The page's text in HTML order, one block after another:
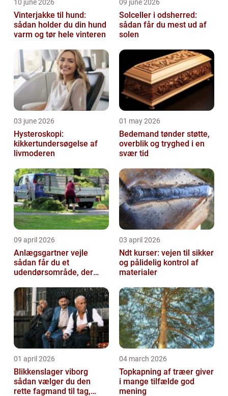
10 june 2026
Vinterjakke til hund:
sådan holder du din hund
varm og tør hele vinteren
09 june 2026
Solceller i odsherred:
sådan får du mest ud af
solen
03 june 2026
Hysteroskopi:
kikkertundersøgelse af
livmoderen
01 may 2026
Bedemand tønder støtte,
overblik og tryghed i en
svær tid
09 april 2026
Anlægsgartner vejle
sådan får du et
udendørsområde, der
03 april 2026
Ndt kurser: vejen til sikker
og pålidelig kontrol af
materialer
01 april 2026
Blikkenslager viborg
sådan vælger du den
rette fagmand til tag,
04 march 2026
Topkapning af træer giver
i mange tilfælde god
mening